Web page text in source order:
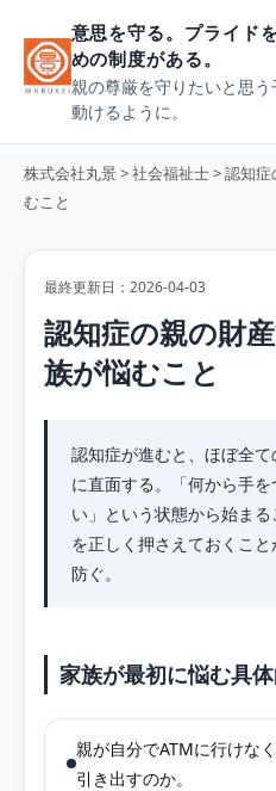
意思を守る。プライド
めの制度がある。
親の尊厳を守りたいと思
動けるように。
株式会社丸景>社会福祉士> 認知
むこと
最終更新日：2026-04-03
認知症の親の財
族が悩むこと
認知症が進むと、ほぼ全
に直面する。「何から手
い」という状態から始ま
を正しく押さえておくこ
防ぐ。
家族が最初に悩む具
親が自分でATMに行けな
引き出すのか。